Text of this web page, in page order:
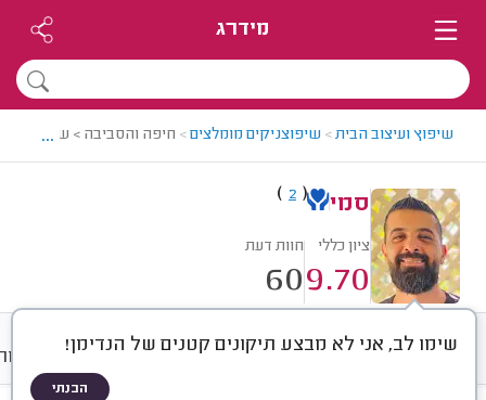
מידרג
שיפוץ ועיצוב הבית> שיפוצניקים מומלצים> חיפה והסביבה > שיפוצניק
...
סמי (
2
)
ציון כללי
9.70
חוות דעת
60
שימו לב, אני לא מבצע תיקונים קטנים של הנדימן!
הבנתי
חוות דעת ממוצע גלריה